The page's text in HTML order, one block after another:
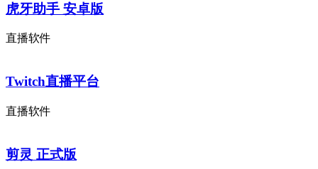
虎牙助手 安卓版
直播软件
Twitch直播平台
直播软件
剪灵 正式版